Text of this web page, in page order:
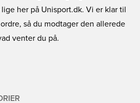
her på Unisport.dk. Vi er klar til
så du modtager den allerede
venter du på.